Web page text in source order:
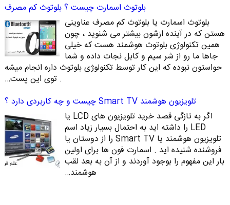
بلوتوث اسمارت چیست ؟ بلوتوث کم مصرف
بلوتوث اسمارت یا بلوتوث کم مصرف عناوینی
هستن که در آینده ازشون بیشتر می شنوید ، چون
همین تکنولوژی بلوتوث هوشمند هست که خیلی
جاها ما رو از شر سیم و کابل نجات داده و شما
حواستون نبوده که این کار توسط تکنولوژی بلوتوث داره انجام میشه
. توی این پست…
تلویزیون هوشمند Smart TV چیست و چه کاربردی دارد ؟
اگر به تازگی قصد خرید تلویزیون های LCD یا
LED را داشته اید به احتمال بسیار زیاد اسم
تلویزیون هوشمند یا Smart TV‌ را از دوستان یا
فروشنده شنیده اید . اسمارت فون ها برای اولین
بار این مفهوم را بوجود آوردند و از آن به بعد لقب
هوشمند…